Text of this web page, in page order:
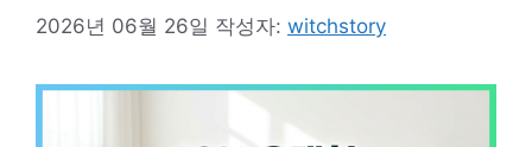
2026년 06월 26일 작성자: witchstory